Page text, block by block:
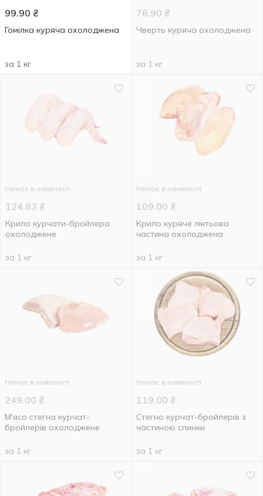
99.90 ₴
Гомілка куряча охолоджена
за 1 кг
76.90 ₴
Чверть куряча охолоджена
за 1 кг
Немає в наявності
124.83 ₴
Крило курчати-бройлера
охолоджене
за 1 кг
Немає в наявності
109.00 ₴
Крило куряче ліктьова
частина охолоджена
за 1 кг
Немає в наявності
249.00 ₴
М'ясо стегна курчат-
бройлерів охолоджене
за 1 кг
Немає в наявності
119.00 ₴
Стегно курчат-бройлерів з
частиною спинки
за 1 кг